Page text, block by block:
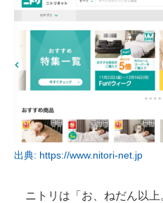
出典: https://www.nitori-net.jp
ニトリは「お、ねだん以上